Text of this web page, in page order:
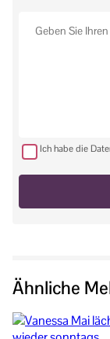
Ich habe die
Ähnliche